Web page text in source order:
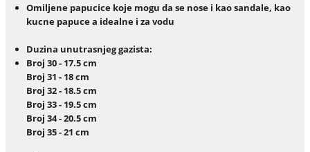
Omiljene papucice koje mogu da se nose i kao sandale, kao
kucne papuce a idealne i za vodu
Duzina unutrasnjeg gazista:
Broj 30 - 17.5 cm
Broj 31 - 18 cm
Broj 32 - 18.5 cm
Broj 33 - 19.5 cm
Broj 34 - 20.5 cm
Broj 35 - 21 cm